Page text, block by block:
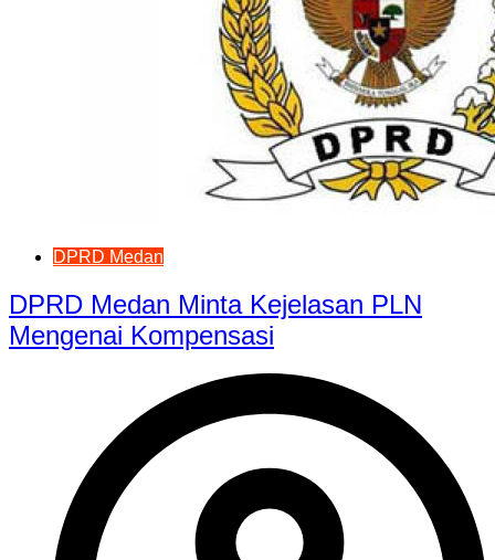
DPRD Medan
DPRD Medan Minta Kejelasan PLN
Mengenai Kompensasi